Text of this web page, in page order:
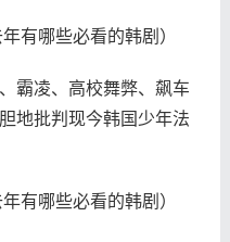
霸凌、高校舞弊、飙车
地批判现今韩国少年法